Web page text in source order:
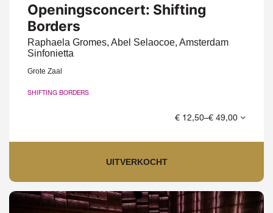
Openingsconcert: Shifting
Borders
Raphaela Gromes, Abel Selaocoe, Amsterdam
Sinfonietta
Grote Zaal
SHIFTING BORDERS
€ 12,50–€ 49,00
UITVERKOCHT